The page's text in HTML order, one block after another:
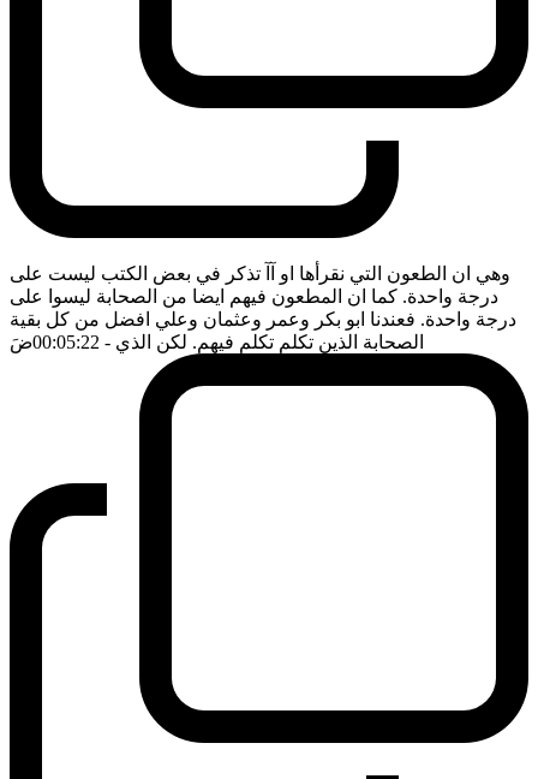
وهي ان الطعون التي نقرأها او آآ تذكر في بعض الكتب ليست على
درجة واحدة. كما ان المطعون فيهم ايضا من الصحابة ليسوا على
درجة واحدة. فعندنا ابو بكر وعمر وعثمان وعلي افضل من كل بقية
الصحابة الذين تكلم تكلم فيهم. لكن الذي - 00:05:22 ضَ